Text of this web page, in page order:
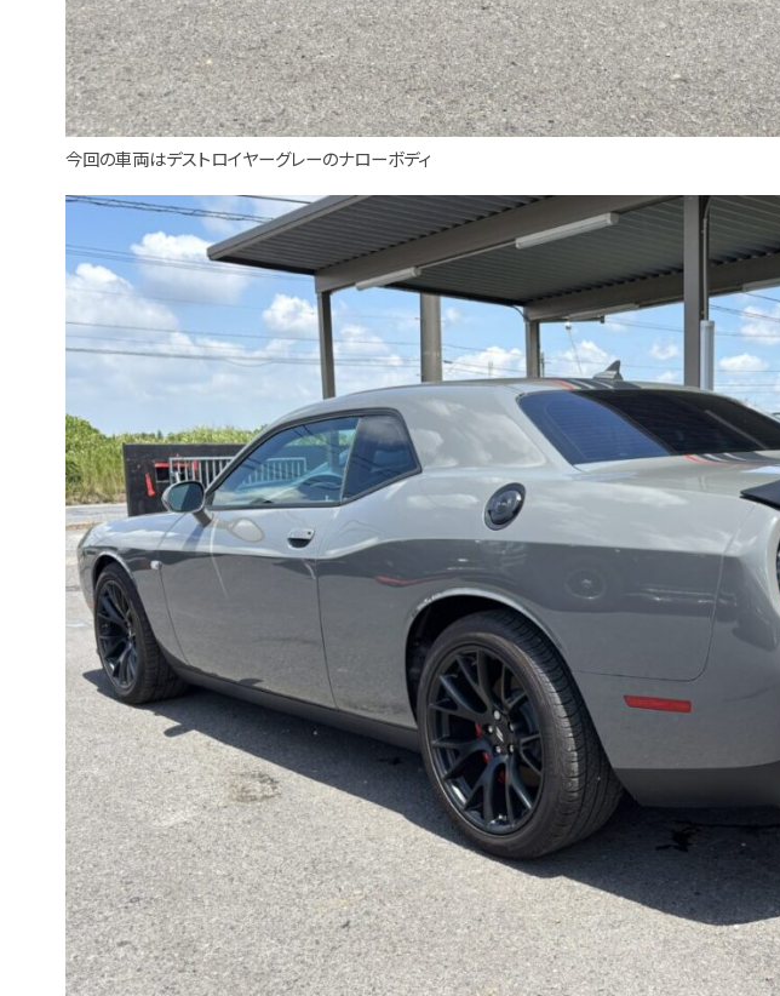
今回の車両はデストロイヤーグレーのナローボディ